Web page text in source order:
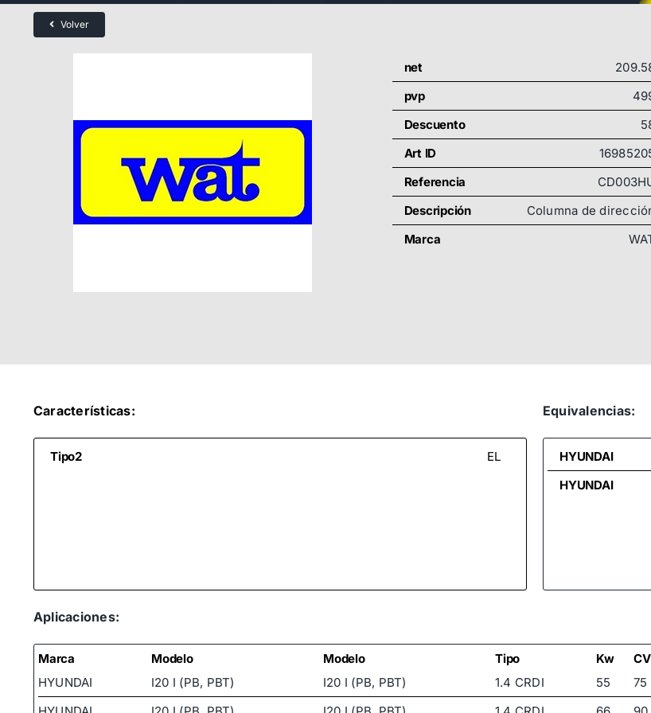
Volver
net
pvp
Descuento
Art ID
Referencia
Descripción
Columna de
Marca
Características:
Tipo2 EL
Equivalencias:
HYUNDAI
HYUNDAI
Aplicaciones:
Marca Modelo Modelo Tipo Kw CV
HYUNDAI
I20 I (PB, PBT) I20 I (PB, PBT) 1.4 CRDI 55 75